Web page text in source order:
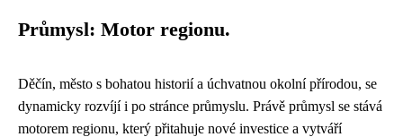
Průmysl: Motor regionu.
Děčín, město s bohatou historií a úchvatnou okolní přírodou, se
dynamicky rozvíjí i po stránce průmyslu. Právě průmysl se stává
motorem regionu, který přitahuje nové investice a vytváří